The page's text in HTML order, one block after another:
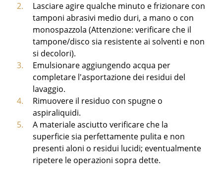
Lasciare agire qualche minuto e frizionare con
tamponi abrasivi medio duri, a mano o con
monospazzola (Attenzione: verificare che il
tampone/disco sia resistente ai solventi e non
si decolori).
Emulsionare aggiungendo acqua per
completare l'asportazione dei residui del
lavaggio.
Rimuovere il residuo con spugne o
aspiraliquidi.
A materiale asciutto verificare che la
superficie sia perfettamente pulita e non
presenti aloni o residui lucidi; eventualmente
ripetere le operazioni sopra dette.